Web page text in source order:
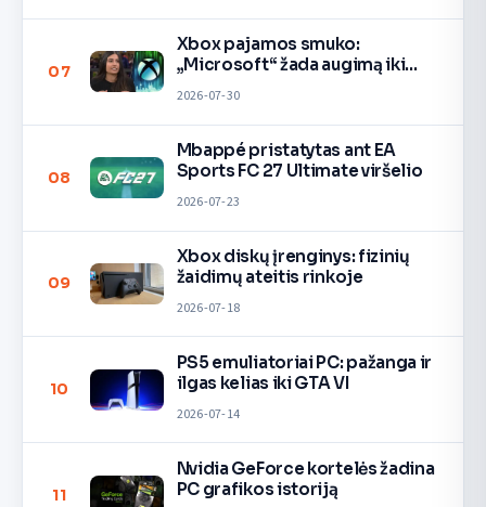
07
Xbox pajamos smuko:
„Microsoft“ žada augimą iki
2026-07-30
08
Mbappé pristatytas ant EA
Sports FC 27 Ultimate viršelio
2026-07-23
09
Xbox diskų įrenginys: fizinių
žaidimų ateitis rinkoje
2026-07-18
10
PS5 emuliatoriai PC: pažanga ir
ilgas kelias iki GTA VI
2026-07-14
11
Nvidia GeForce kortelės žadina
PC grafikos istoriją